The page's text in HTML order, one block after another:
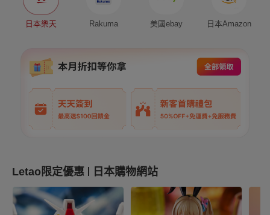
日本樂天 Rakuma 美國ebay 日本Amazon
Letao限定優惠 日本購物網站